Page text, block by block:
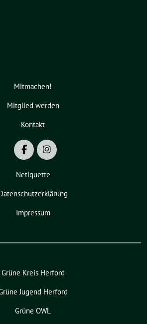
Mitmachen!
Mitglied werden
Kontakt
Netiquette
Impressum
Grüne Kreis Herford
Jugend Herford
Grüne OWL